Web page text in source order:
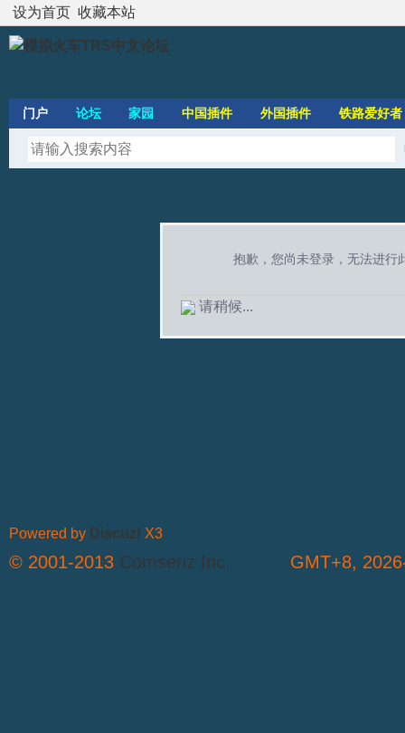
设为首页 收藏本站
门户 论坛 家园 中国插件 外国插件 铁路爱好者
抱歉，您尚未登录，无法进行
请稍候...
GMT+8,
Powered by Discuz! X3
© 2001-2013 Comsenz Inc.